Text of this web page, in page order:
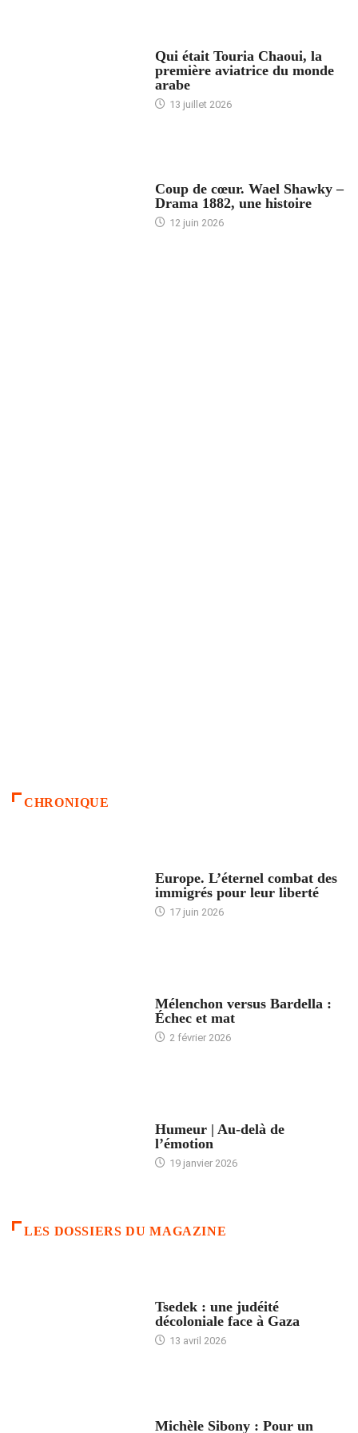
Qui était Touria Chaoui, la
première aviatrice du monde
arabe
13 juillet 2026
Coup de cœur. Wael Shawky –
Drama 1882, une histoire
12 juin 2026
CHRONIQUE
Europe. L’éternel combat des
immigrés pour leur liberté
17 juin 2026
Mélenchon versus Bardella :
Échec et mat
2 février 2026
Humeur | Au-delà de
l’émotion
19 janvier 2026
LES DOSSIERS DU MAGAZINE
Tsedek : une judéité
décoloniale face à Gaza
13 avril 2026
Michèle Sibony : Pour un